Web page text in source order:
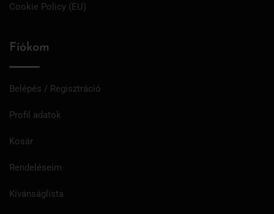
Cookie Policy (EU)
Fiókom
Belépés / Regisztráció
Profil adatok
Kosár
Rendeléseim
Kívánságlista